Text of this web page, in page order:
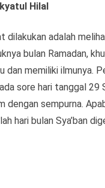
Hilal
dilakukan adalah
bulan Ramadan,
dan memiliki ilmunya.
sore hari tanggal 29
dengan sempurna.
hari bulan Sya’ban